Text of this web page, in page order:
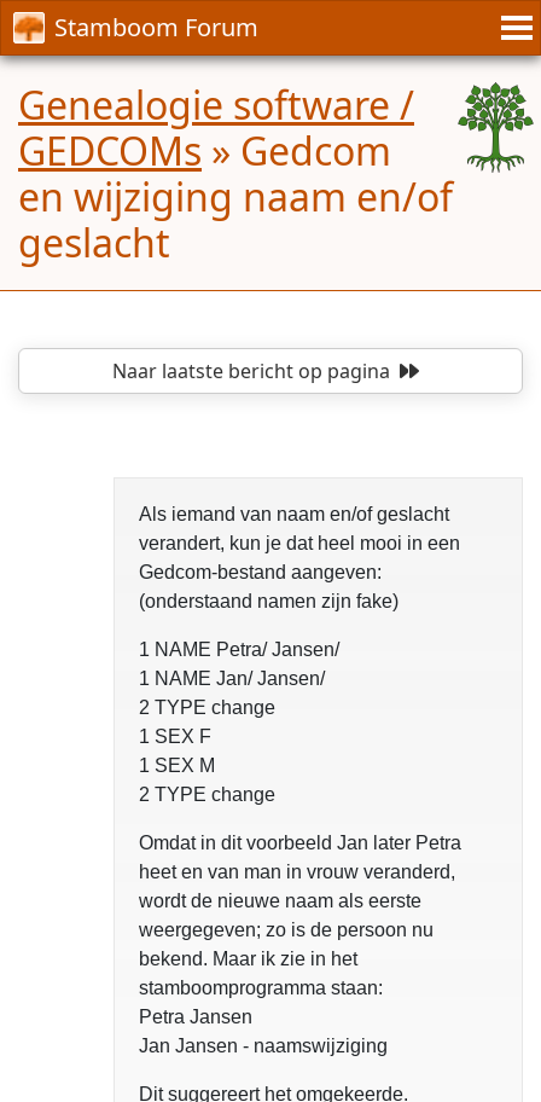
Stamboom Forum
Genealogie software /
GEDCOMs » Gedcom
en wijziging naam en/of
geslacht
Naar laatste berichtop pagina
Als iemand van naam en/of geslacht
verandert, kun je dat heel mooi in een
Gedcom-bestand aangeven:
(onderstaand namen zijn fake)
1 NAME Petra/ Jansen/
1 NAME Jan/ Jansen/
2 TYPE change
1 SEX F
1 SEX M
2 TYPE change
Omdat in dit voorbeeld Jan later Petra
heet en van man in vrouw veranderd,
wordt de nieuwe naam als eerste
weergegeven; zo is de persoon nu
bekend. Maar ik zie in het
stamboomprogramma staan:
Petra Jansen
Jan Jansen - naamswijziging
Dit suggereert het omgekeerde.